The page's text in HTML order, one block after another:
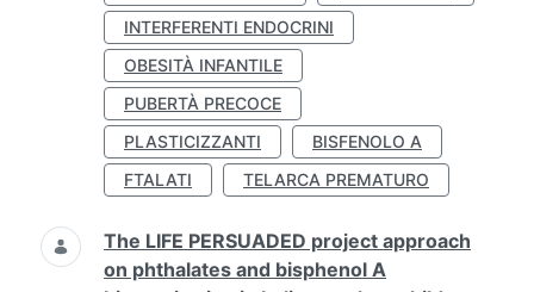
INTERFERENTI ENDOCRINI
OBESITÀ INFANTILE
PUBERTÀ PRECOCE
PLASTICIZZANTI
BISFENOLO A
FTALATI
TELARCA PREMATURO
The LIFE PERSUADED project approach
on phthalates and bisphenol A